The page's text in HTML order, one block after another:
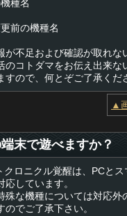
種名
前の機種名
が不足および確認が取れな
のコトダマをお伝え出来な
すので、何とぞご了承くだ
▲
末で遊べますか？
ロニクル覚醒は、PCとス
応しています。
殊な機種については対応外
のでご了承下さい。